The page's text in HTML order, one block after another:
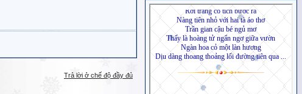
Trả lời ở chế độ đầy đủ